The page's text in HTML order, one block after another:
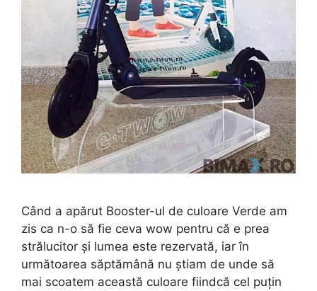
Când a apărut Booster-ul de culoare Verde am
zis ca n-o să fie ceva wow pentru că e prea
strălucitor și lumea este rezervată, iar în
următoarea săptămână nu știam de unde să
mai scoatem această culoare fiindcă cel puțin